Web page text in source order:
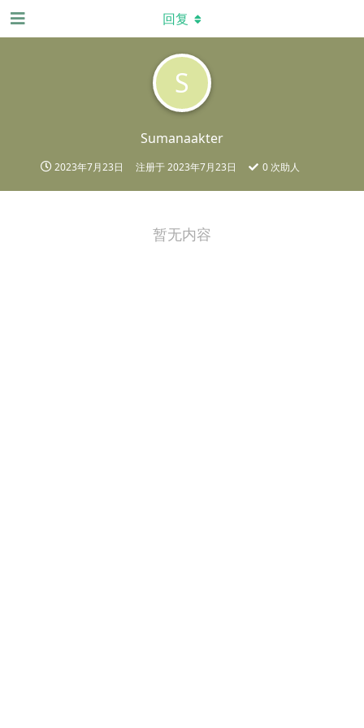
S
Sumanaakter
2023年7月23日 注册于2023年7月23日 0次助人
回复
暂无内容